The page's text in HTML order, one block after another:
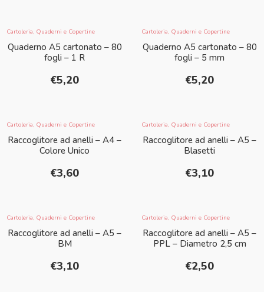
Cartoleria, Quaderni e Copertine
Quaderno A5 cartonato – 80
fogli – 1 R
€5,20
Cartoleria, Quaderni e Copertine
Quaderno A5 cartonato – 80
fogli – 5 mm
€5,20
Cartoleria, Quaderni e Copertine
Raccoglitore ad anelli – A4 –
Colore Unico
€3,60
Cartoleria, Quaderni e Copertine
Raccoglitore ad anelli – A5 –
Blasetti
€3,10
Cartoleria, Quaderni e Copertine
Raccoglitore ad anelli – A5 –
BM
€3,10
Cartoleria, Quaderni e Copertine
Raccoglitore ad anelli – A5 –
PPL – Diametro 2,5 cm
€2,50